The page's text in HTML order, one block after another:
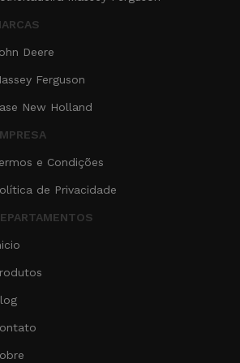
Deere
Ferguson
New Holland
e Condições
de Privacidade